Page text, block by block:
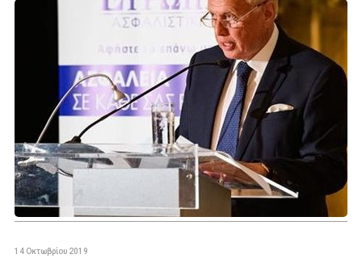
ΕΠΙΚΟΙΝΩΝΙΑ
14 Οκτωβρίου 2019